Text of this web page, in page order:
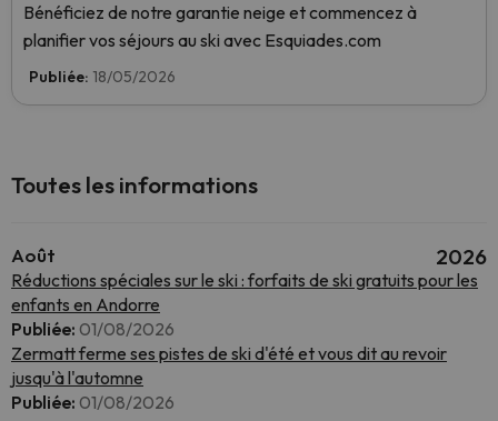
Bénéficiez de notre garantie neige et commencez à
planifier vos séjours au ski avec Esquiades.com
Publiée: 18/05/2026
Toutes les informations
Août 2026
Réductions spéciales sur le ski : forfaits de ski gratuits pour les
enfants en Andorre
Publiée: 01/08/2026
Zermatt ferme ses pistes de ski d'été et vous dit au revoir
jusqu'à l'automne
Publiée: 01/08/2026